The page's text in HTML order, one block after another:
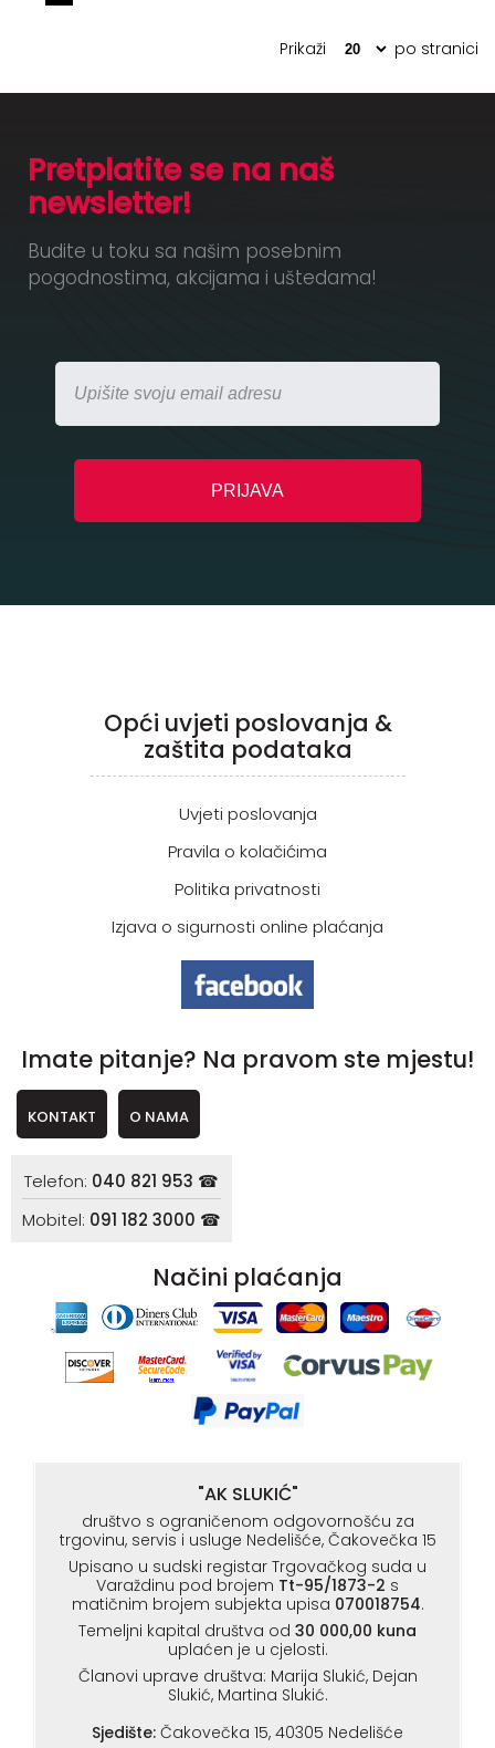
Prikaži po stranici
Pretplatite se na naš
newsletter!
Budite u toku sa našim posebnim
pogodnostima, akcijama i uštedama!
Opći uvjeti poslovanja &
zaštita podataka
Uvjeti poslovanja
Pravila o kolačićima
Politika privatnosti
Izjava o sigurnosti online plaćanja
Imate pitanje? Na pravom ste mjestu!
KONTAKT O NAMA
Telefon: 040 821 953 ☎
Mobitel: 091 182 3000 ☎
Načini plaćanja
"AK SLUKIĆ"
društvo s ograničenom odgovornošću za
trgovinu, servis i usluge Nedelišće, Čakovečka 15
Upisano u sudski registar Trgovačkog suda u
Varaždinu pod brojem Tt-95/1873-2 s
matičnim brojem subjekta upisa 070018754.
Temeljni kapital društva od 30 000,00 kuna
uplaćen je u cjelosti.
Članovi uprave društva: Marija Slukić, Dejan
Slukić, Martina Slukić.
Sjedište: Čakovečka 15, 40305 Nedelišće